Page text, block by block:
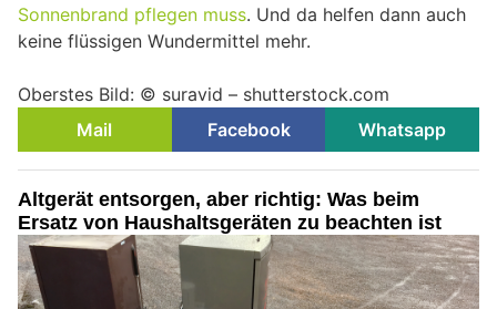
Sonnenbrand pflegen muss. Und da helfen dann auch
keine flüssigen Wundermittel mehr.
Oberstes Bild: © suravid – shutterstock.com
Mail
Facebook Whatsapp
Altgerät entsorgen, aber richtig: Was beim
Ersatz von Haushaltsgeräten zu beachten ist